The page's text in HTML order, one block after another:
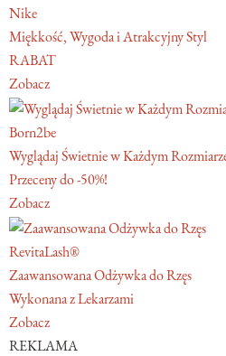
Nike
Miękkość, Wygoda i Atrakcyjny Styl
RABAT
Zobacz
Born2be
Wyglądaj Świetnie w Każdym
Przeceny do -50%!
Zobacz
RevitaLash®
Zaawansowana Odżywka do Rzęs
Wykonana z Lekarzami
Zobacz
REKLAMA